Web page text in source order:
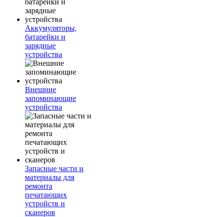
Аккумуляторы,
батарейки и
зарядные
устройства
Внешние
запоминающие
устройства
Запасные части и
материалы для
ремонта
печатающих
устройств и
сканеров